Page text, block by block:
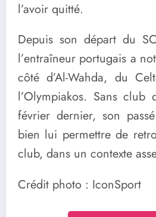
l’avoir quitté.
Depuis son départ du
l’entraîneur portugais a
côté d’Al-Wahda, du
l’Olympiakos. Sans
février dernier, son
bien lui permettre de
club, dans un contexte
Crédit photo : IconSport